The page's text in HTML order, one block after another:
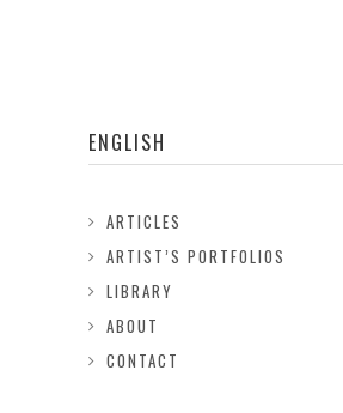
ENGLISH
ARTICLES
ARTIST’S PORTFOLIOS
LIBRARY
ABOUT
CONTACT